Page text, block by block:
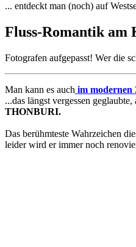
... entdeckt man (noch) auf
Fluss-Romantik am
Fotografen aufgepasst! Wer die
Man kann es auch im modernen
...das längst vergessen
THONBURI.
Das berühmteste Wahrzeichen
leider wird er immer noch